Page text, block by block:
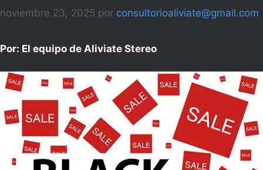
noviembre 23, 2025 por consultorioaliviate@gmail.com
Por: El equipo de Aliviate Stereo